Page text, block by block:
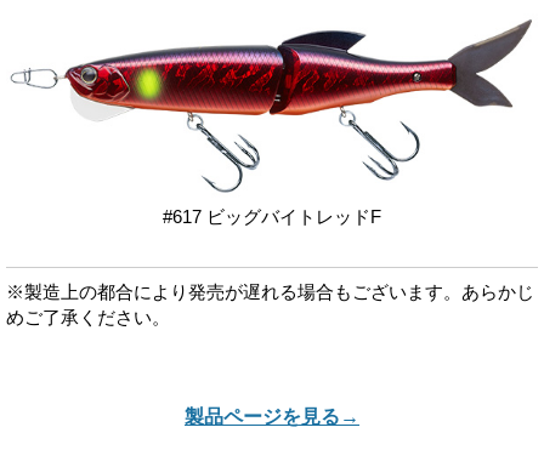
#617 ビッグバイトレッドF
※製造上の都合により発売が遅れる場合もございます。あらかじ
めご了承ください。
製品ページを見る→